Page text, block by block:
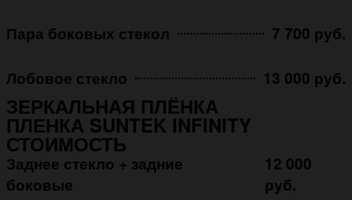
Пара боковых стекол 7 700 руб.
Лобовое стекло 13 000 руб.
ЗЕРКАЛЬНАЯ ПЛЁНКА
ПЛЕНКА SUNTEK INFINITY
СТОИМОСТЬ
Заднее стекло + задние
боковые
12 000
руб.